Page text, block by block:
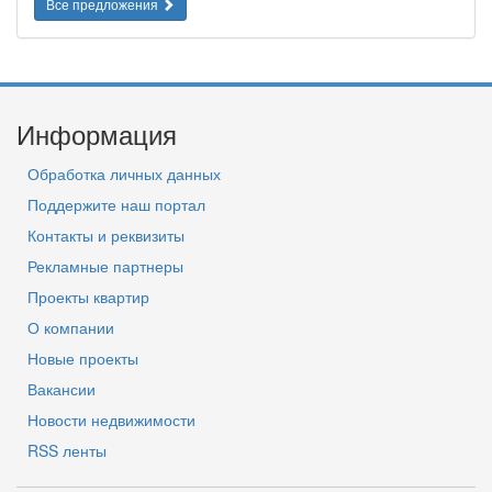
Все предложения
Информация
Обработка личных данных
Поддержите наш портал
Контакты и реквизиты
Рекламные партнеры
Проекты квартир
О компании
Новые проекты
Вакансии
Новости недвижимости
RSS ленты